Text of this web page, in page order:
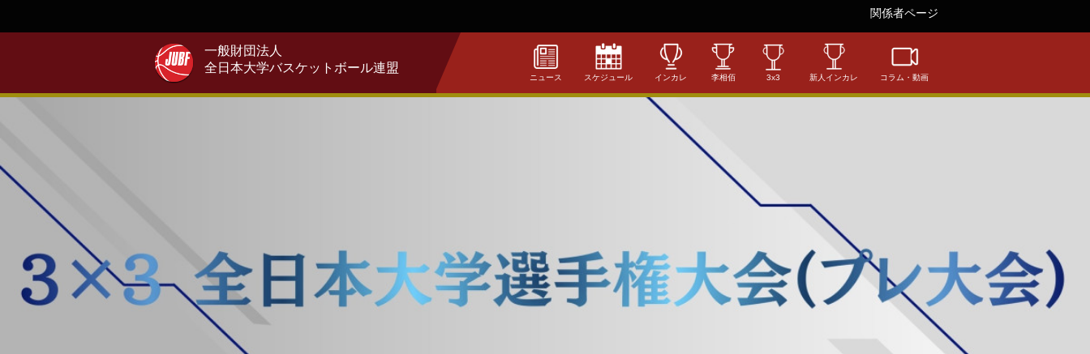
関係者ページ
一般財団法人
全日本大学バスケットボール連盟
ニュース スケジュール インカレ 李相佰 3x3 新人インカレ コラム・動画